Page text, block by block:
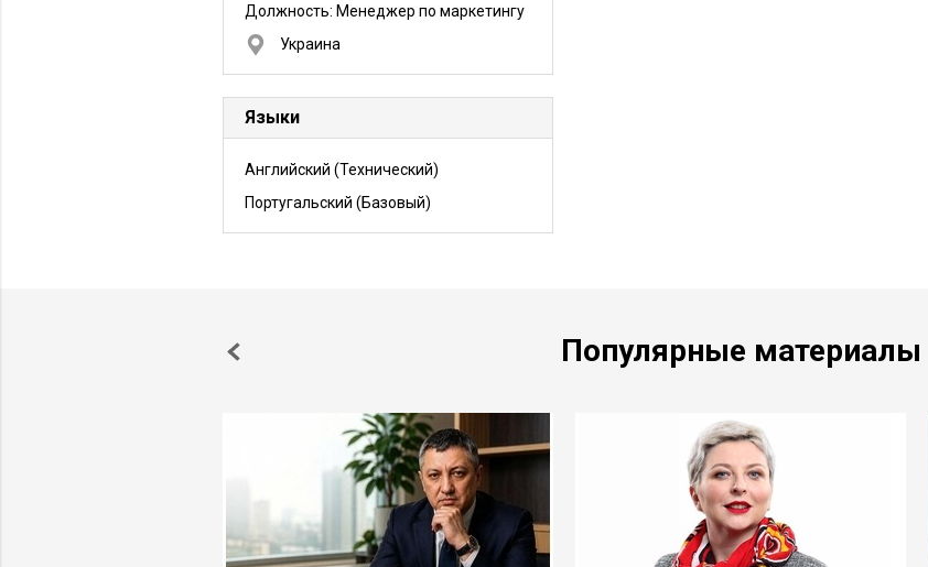
Должность: Менеджер по маркетингу
Украина
Языки
Английский (Технический)
Португальский (Базовый)
Популярные материалы